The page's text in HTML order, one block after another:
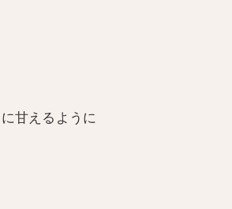
甘えるように